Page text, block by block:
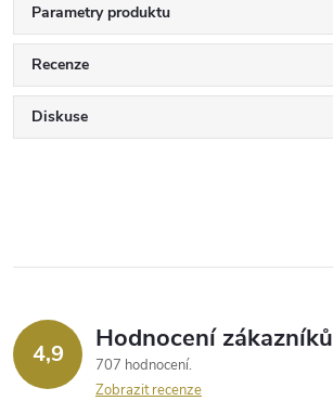
Parametry produktu
Recenze
Diskuse
4,9 Hodnocení zákazníků
707 hodnocení
Zobrazit recenze